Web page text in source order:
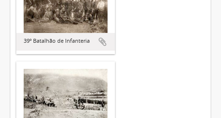
39º Batalhão de Infanteria